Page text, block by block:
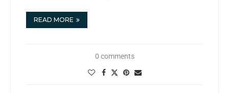
READ MORE
0 comments